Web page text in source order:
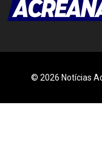
© 2026 Notícias